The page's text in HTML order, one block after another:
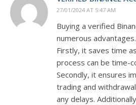
27/01/2024 AT 5:47 AM
Buying a verified
numerous advantages.
Firstly, it saves time
process can be time-
Secondly, it ensures
trading and
any delays.